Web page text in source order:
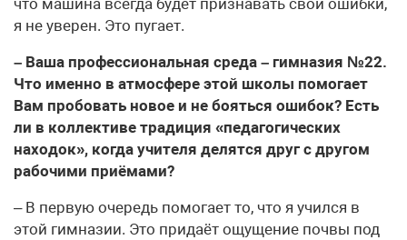
я не уверен. Это пугает.
– Ваша профессиональная среда – гимназия №22.
Что именно в атмосфере этой школы помогает
Вам пробовать новое и не бояться ошибок? Есть
ли в коллективе традиция «педагогических
находок», когда учителя делятся друг с другом
рабочими приёмами?
– В первую очередь помогает то, что я учился в
этой гимназии. Это придаёт ощущение почвы под